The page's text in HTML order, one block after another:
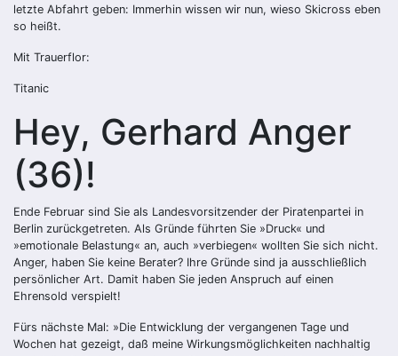
letzte Abfahrt geben: Immerhin wissen wir nun, wieso Skicross eben
so heißt.
Mit Trauerflor:
Titanic
Hey, Gerhard Anger
(36)!
Ende Februar sind Sie als Landesvorsitzender der Piratenpartei in
Berlin zurückgetreten. Als Gründe führten Sie »Druck« und
»emotionale Belastung« an, auch »verbiegen« wollten Sie sich nicht.
Anger, haben Sie keine Berater? Ihre Gründe sind ja ausschließlich
persönlicher Art. Damit haben Sie jeden Anspruch auf einen
Ehrensold verspielt!
Fürs nächste Mal: »Die Entwicklung der vergangenen Tage und
Wochen hat gezeigt, daß meine Wirkungsmöglichkeiten nachhaltig